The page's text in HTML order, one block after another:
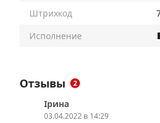
Штрихкод
Исполнение
Отзывы 2
Ірина
03.04.2022 в 14:29